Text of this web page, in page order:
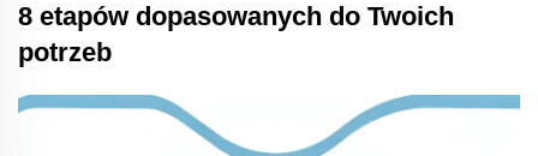
8 etapów dopasowanych do Twoich
potrzeb